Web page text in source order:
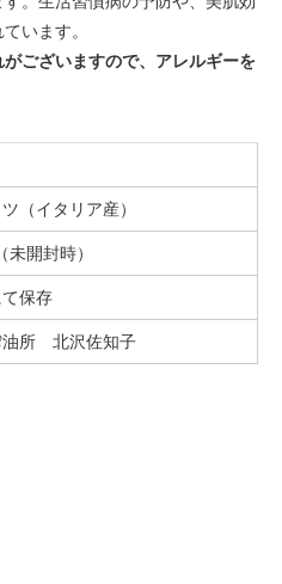
います。
ございますので、アレルギーを
（イタリア産）
開封時）
保存
油所 北沢佐知子